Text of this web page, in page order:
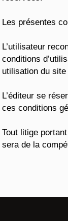
Les présentes
L’utilisateur
conditions
utilisation du
L’éditeur se
ces conditions
Tout litige
sera de la